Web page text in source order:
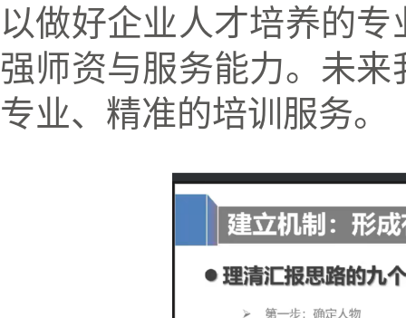
以做好企业人才培养的
强师资与服务能力。未
专业、精准的培训服务。